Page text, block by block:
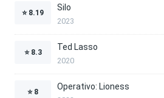
⭐ 8.19
Silo
2023
⭐ 8.3
Ted Lasso
2020
⭐ 8
Operativo: Lioness